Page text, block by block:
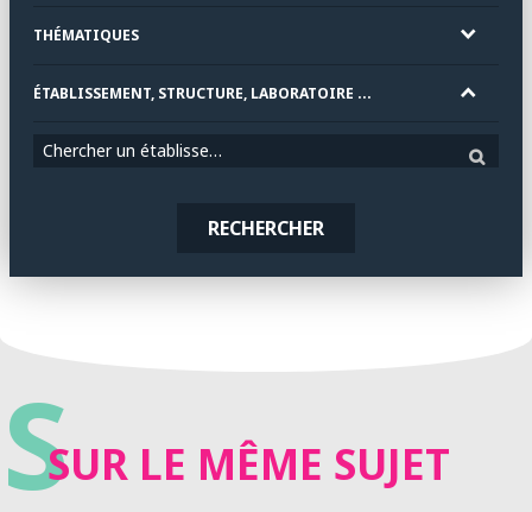
THÉMATIQUES
ÉTABLISSEMENT, STRUCTURE, LABORATOIRE ...
Chercher un établissement
RECHERCHER
SSUR LE MÊME SUJET